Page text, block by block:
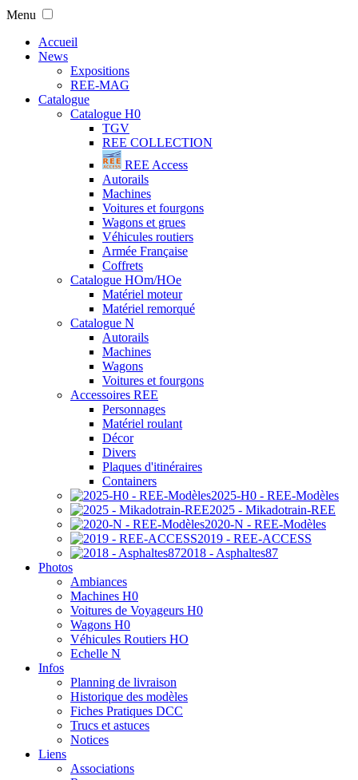
Menu
Accueil
News
Expositions
REE-MAG
Catalogue
Catalogue H0
TGV
REE COLLECTION
REE Access
Autorails
Machines
Voitures et fourgons
Wagons et grues
Véhicules routiers
Armée Française
Coffrets
Catalogue HOm/HOe
Matériel moteur
Matériel remorqué
Catalogue N
Autorails
Machines
Wagons
Voitures et fourgons
Accessoires REE
Personnages
Matériel roulant
Décor
Divers
Plaques d'itinéraires
Containers
2025-H0 - REE-Modèles
2025 - Mikadotrain-REE
2020-N - REE-Modèles
2019 - REE-ACCESS
2018 - Asphaltes87
Photos
Ambiances
Machines H0
Voitures de Voyageurs H0
Wagons H0
Véhicules Routiers HO
Echelle N
Infos
Planning de livraison
Historique des modèles
Fiches Pratiques DCC
Trucs et astuces
Notices
Liens
Associations